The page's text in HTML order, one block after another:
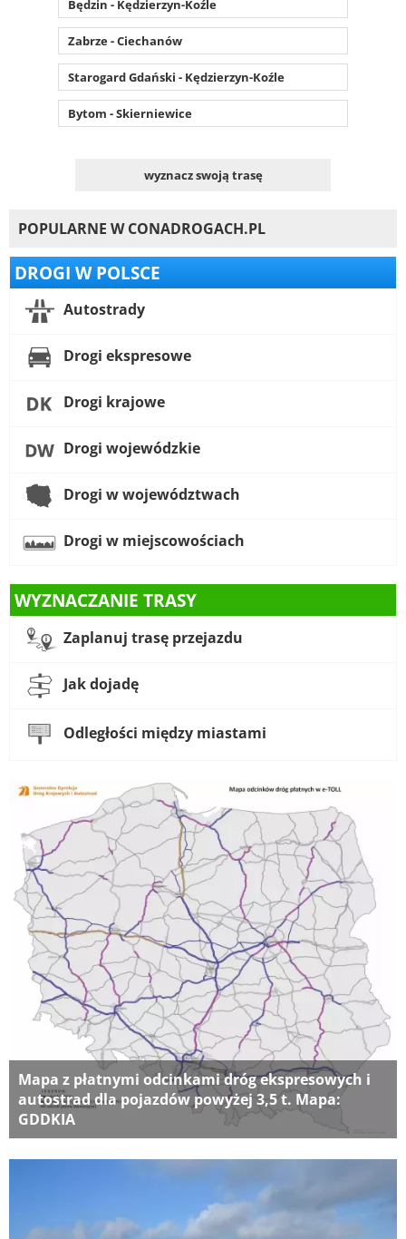
Będzin - Kędzierzyn-Koźle
Zabrze - Ciechanów
Starogard Gdański - Kędzierzyn-Koźle
Bytom - Skierniewice
wyznacz swoją trasę
POPULARNE W CONADROGACH.PL
DROGI W POLSCE
Autostrady
Drogi ekspresowe
Drogi krajowe
Drogi wojewódzkie
Drogi w województwach
Drogi w miejscowościach
WYZNACZANIE TRASY
Zaplanuj trasę przejazdu
Jak dojadę
Odległości między miastami
Mapa z płatnymi odcinkami dróg ekspresowych i
autostrad dla pojazdów powyżej 3,5 t. Mapa:
GDDKIA